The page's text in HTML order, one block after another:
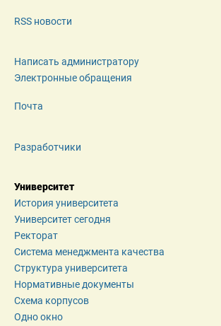
RSS новости
Написать администратору
Электронные обращения
Почта
Разработчики
Университет
История университета
Университет сегодня
Ректорат
Система менеджмента качества
Структура университета
Нормативные документы
Схема корпусов
Одно окно